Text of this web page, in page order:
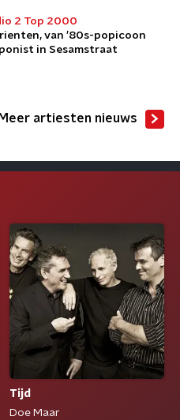
2 Top 2000
van ’80s-popicoon
in Sesamstraat
Meer artiesten nieuws
Tijd
Doe Maar